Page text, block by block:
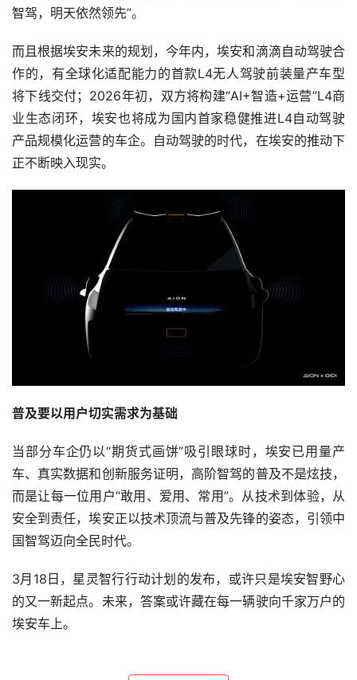
智驾，明天依然领先”。
而且根据埃安未来的规划，今年内，埃安和滴滴自动驾驶合
作的，有全球化适配能力的首款L4无人驾驶前装量产车型
将下线交付；2026年初，双方将构建“AI+智造+运营”L4商
业生态闭环，埃安也将成为国内首家稳健推进L4自动驾驶
产品规模化运营的车企。自动驾驶的时代，在埃安的推动下
正不断映入现实。
普及要以用户切实需求为基础
当部分车企仍以“期货式画饼”吸引眼球时，埃安已用量产
车、真实数据和创新服务证明，高阶智驾的普及不是炫技，
而是让每一位用户“敢用、爱用、常用”。从技术到体验，从
安全到责任，埃安正以技术顶流与普及先锋的姿态，引领中
国智驾迈向全民时代。
3月18日，星灵智行行动计划的发布，或许只是埃安智野心
的又一新起点。未来，答案或许藏在每一辆驶向千家万户的
埃安车上。